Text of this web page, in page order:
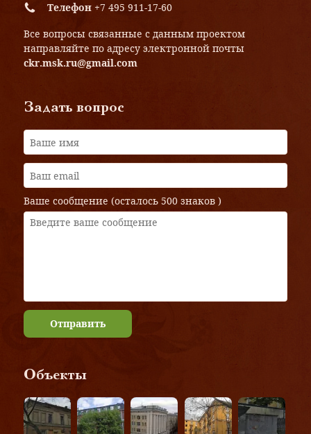
Телефон +7 495 911-17-60
Все вопросы связанные с данным проектом
направляйте по адресу электронной почты
ckr.msk.ru@gmail.com
Задать вопрос
Ваше сообщение (осталось 500 знаков )
Отправить
Объекты